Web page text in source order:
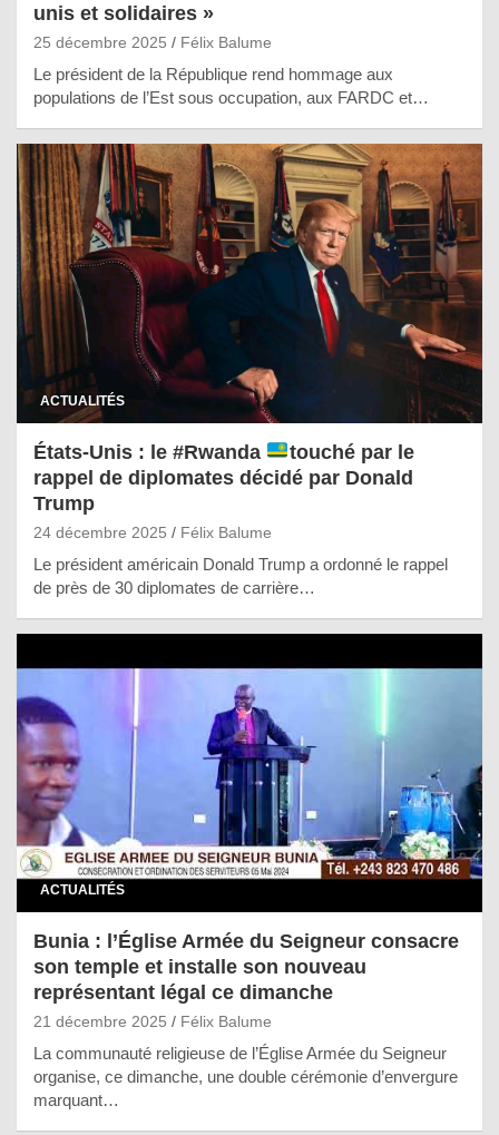
unis et solidaires »
25 décembre 2025 Félix Balume
Le président de la République rend hommage aux
populations de l’Est sous occupation, aux FARDC et…
ACTUALITÉS
États-Unis : le #Rwanda
touché par le
rappel de diplomates décidé par Donald
Trump
24 décembre 2025 Félix Balume
Le président américain Donald Trump a ordonné le rappel
de près de 30 diplomates de carrière…
ACTUALITÉS
Bunia : l’Église Armée du Seigneur consacre
son temple et installe son nouveau
représentant légal ce dimanche
21 décembre 2025 Félix Balume
La communauté religieuse de l’Église Armée du Seigneur
organise, ce dimanche, une double cérémonie d’envergure
marquant…